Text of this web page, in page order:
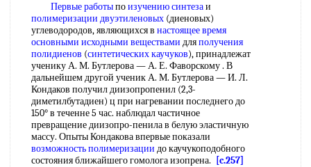
Первые работыпоизучению синтезаи
полимеризации двуэтиленовых (диеновых)
углеводородов, являющихся в настоящее время
основными исходными веществами дляполучения
полидиенов (синтетических каучуков), принадлежат
ученику А. М. Бутлерова — А. Е. Фаворскому . В
дальнейшем другой ученик А. М. Бутлерова — И. Л.
Кондаков получил диизопропенил (2,3-
диметилбутадиен) ц при нагревании последнего до
150° в теченне 5 час. наблюдал частичное
превращение диизопро-пенила в белую эластичную
массу. Опыты Кондакова впервые показали
возможность полимеризации до каучукоподобного
состояния ближайшего гомолога изопрена.
[c.257]